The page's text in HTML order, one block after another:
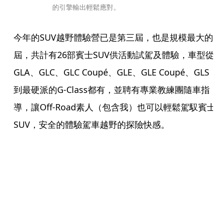
的引擎輸出輕鬆應對。
今年的SUV越野體驗營已是第三屆，也是規模最大的
屆，共計有26部賓士SUV供活動試駕及體驗，車型從
GLA、GLC、GLC Coupé、GLE、GLE Coupé、GLS
到最硬派的G-Class都有，並聘有專業教練團隨車指
導，讓Off-Road素人（包含我）也可以輕鬆駕馭賓士
SUV，安全的體驗駕車越野的探險快感。